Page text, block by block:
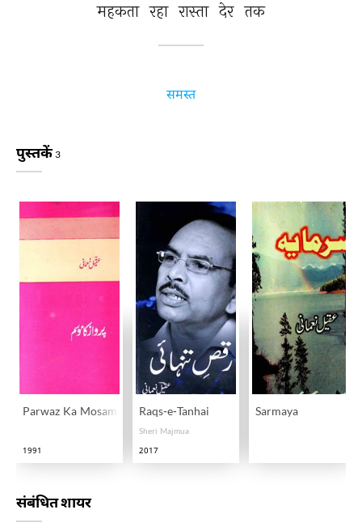
महकता रहा रास्ता देर तक
समस्त
पुस्तकें 3
Parwaz Ka Mosam
1991
Raqs-e-Tanhai
Sheri Majmua
2017
Sarmaya
संबंधित शायर